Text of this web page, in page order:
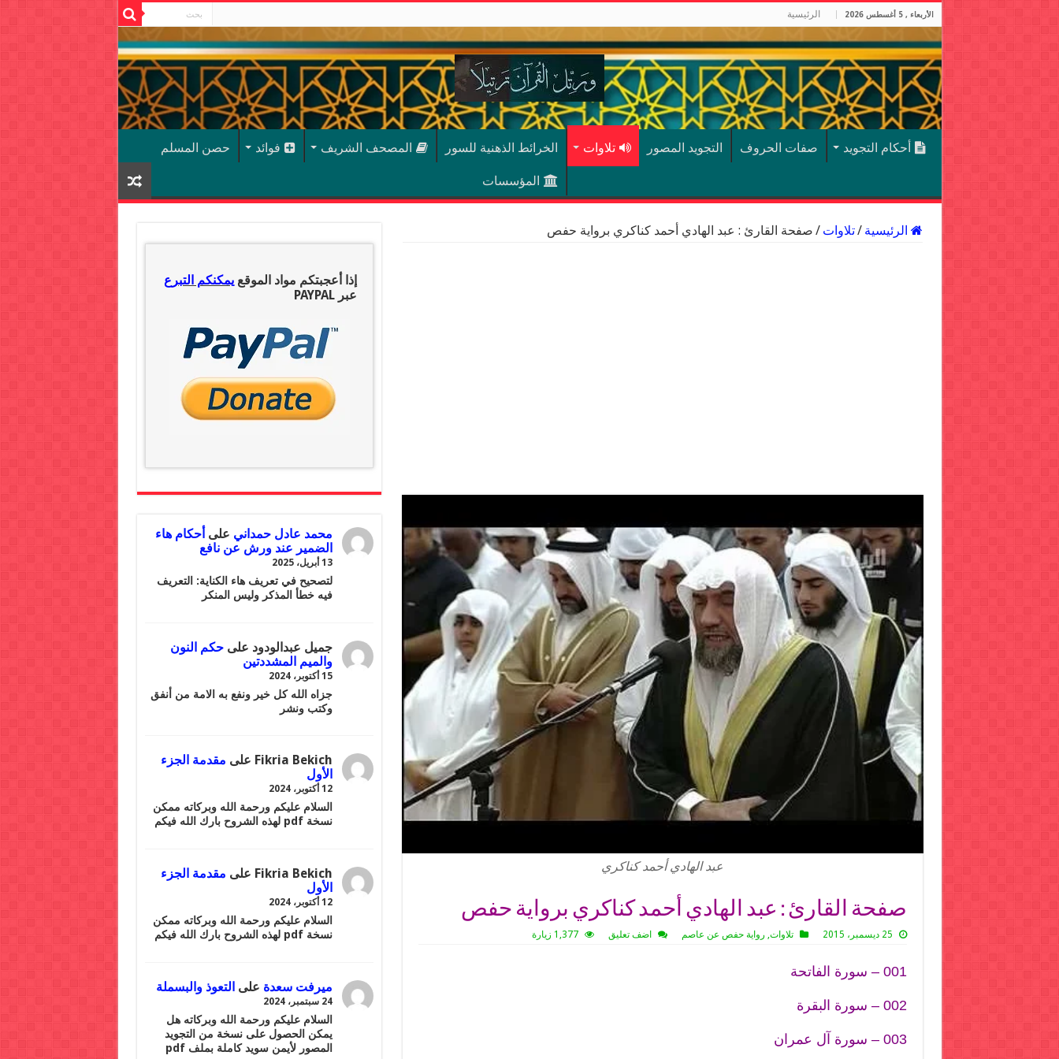
الأربعاء , 5 أغسطس 2026 الرئيسية
أحكام التجويد صفات الحروف التجويد المصور تلاوات الخرائط الذهنية للسور المصحف الشريف فوائد حصن المسلم
المؤسسات
الرئيسية /تلاوات / صفحة القارئ : عبد الهادي أحمد كناكري برواية حفص
عبد الهادي أحمد كناكري
صفحة القارئ : عبد الهادي أحمد كناكري برواية حفص
25 ديسمبر، 2015 تلاوات, رواية حفص عن عاصم اضف تعليق 1,377 زيارة
001 – سورة الفاتحة
002 – سورة البقرة
003 – سورة آل عمران
إذا أعجبتكم مواد الموقع يمكنكم التبرع
عبر PAYPAL
محمد عادل حمداني على أحكام هاء
الضمير عند ورش عن نافع
13 أبريل، 2025
لتصحيح في تعريف هاء الكناية: التعريف
فيه خطأ المذكر وليس المنكر
جميل عبدالودود علىحكم النون
والميم المشددتين
15 أكتوبر، 2024
جزاه الله كل خير ونفع به الامة من أنفق
وكتب ونشر
Fikria Bekich على مقدمة الجزء
الأول
12 أكتوبر، 2024
السلام عليكم ورحمة الله وبركاته ممكن
نسخة pdf لهذه الشروح بارك الله فيكم
Fikria Bekich على مقدمة الجزء
الأول
12 أكتوبر، 2024
السلام عليكم ورحمة الله وبركاته ممكن
نسخة pdf لهذه الشروح بارك الله فيكم
ميرفت سعدة علىالتعوذ والبسملة
24 سبتمبر، 2024
السلام عليكم ورحمة الله وبركاته هل
يمكن الحصول على نسخة من التجويد
المصور لأيمن سويد كاملة بملف pdf